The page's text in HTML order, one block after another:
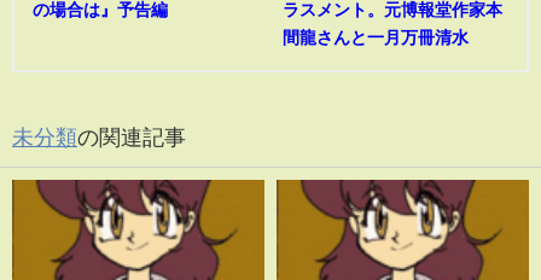
の場合は』予告編
ラスメント。元博報堂作家本
間龍さんと一月万冊清水
未分類の関連記事